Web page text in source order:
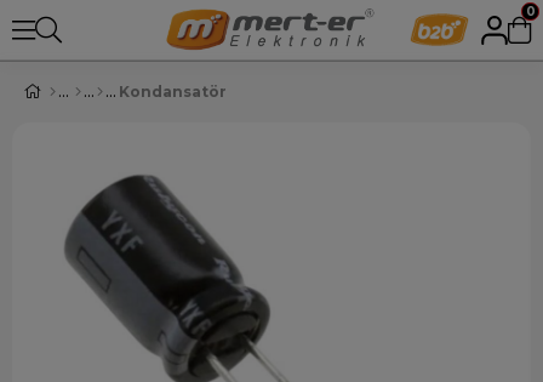
0
Kondansatör